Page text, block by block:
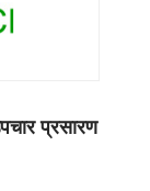
प्रसारण